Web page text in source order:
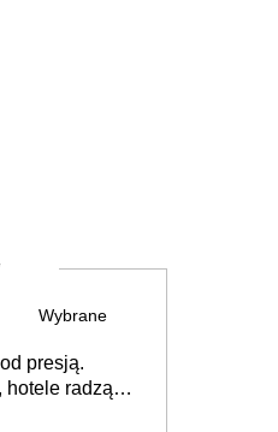
Wybrane
presją.
hotele radzą